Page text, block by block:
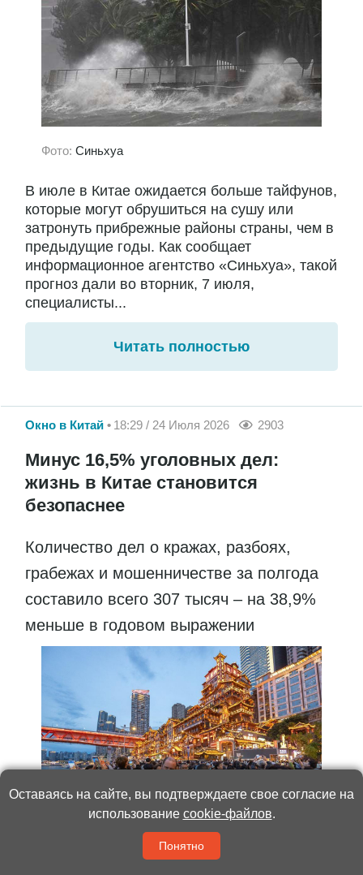
Фото: Синьхуа
В июле в Китае ожидается больше тайфунов,
которые могут обрушиться на сушу или
затронуть прибрежные районы страны, чем в
предыдущие годы. Как сообщает
информационное агентство «Синьхуа», такой
прогноз дали во вторник, 7 июля,
специалисты...
Читать полностью
Окно в Китай 18:29 / 24 Июля 2026 2903
Минус 16,5% уголовных дел:
жизнь в Китае становится
безопаснее
Количество дел о кражах, разбоях,
грабежах и мошенничестве за полгода
составило всего 307 тысяч – на 38,9%
меньше в годовом выражении
Оставаясь на сайте, вы подтверждаете свое согласие на
использование cookie-файлов.
Понятно